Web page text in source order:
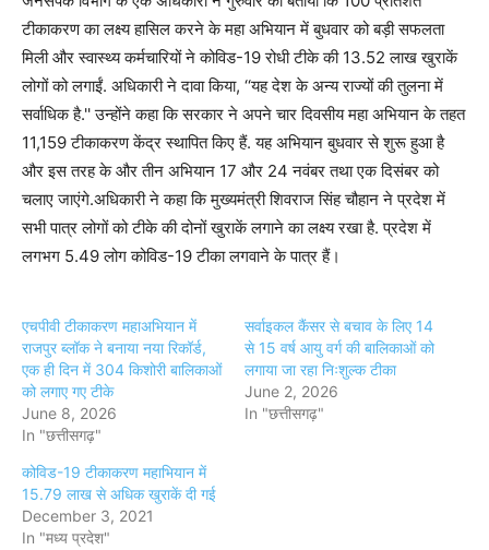
टीकाकरण का लक्ष्य हासिल करने के महा अभियान में बुधवार को बड़ी सफलता
मिली और स्वास्थ्य कर्मचारियों ने कोविड-19 रोधी टीके की 13.52 लाख खुराकें
लोगों को लगाईं. अधिकारी ने दावा किया, ‘‘यह देश के अन्य राज्यों की तुलना में
सर्वाधिक है.'' उन्होंने कहा कि सरकार ने अपने चार दिवसीय महा अभियान के तहत
11,159 टीकाकरण केंद्र स्थापित किए हैं. यह अभियान बुधवार से शुरू हुआ है
और इस तरह के और तीन अभियान 17 और 24 नवंबर तथा एक दिसंबर को
चलाए जाएंगे.अधिकारी ने कहा कि मुख्यमंत्री शिवराज सिंह चौहान ने प्रदेश में
सभी पात्र लोगों को टीके की दोनों खुराकें लगाने का लक्ष्य रखा है. प्रदेश में
लगभग 5.49 लोग कोविड-19 टीका लगवाने के पात्र हैं।
एचपीवी टीकाकरण महाअभियान में
राजपुर ब्लॉक ने बनाया नया रिकॉर्ड,
एक ही दिन में 304 किशोरी बालिकाओं
को लगाए गए टीके
June 8, 2026
In "छत्तीसगढ़"
सर्वाइकल कैंसर से बचाव के लिए 14
से 15 वर्ष आयु वर्ग की बालिकाओं को
लगाया जा रहा निःशुल्क टीका
June 2, 2026
In "छत्तीसगढ़"
कोविड-19 टीकाकरण महाभियान में
15.79 लाख से अधिक खुराकें दी गई
December 3, 2021
In "मध्य प्रदेश"